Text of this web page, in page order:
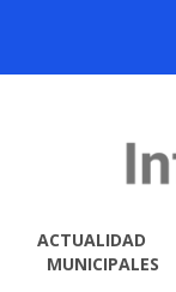
ACTUALIDAD
MUNICIPALES